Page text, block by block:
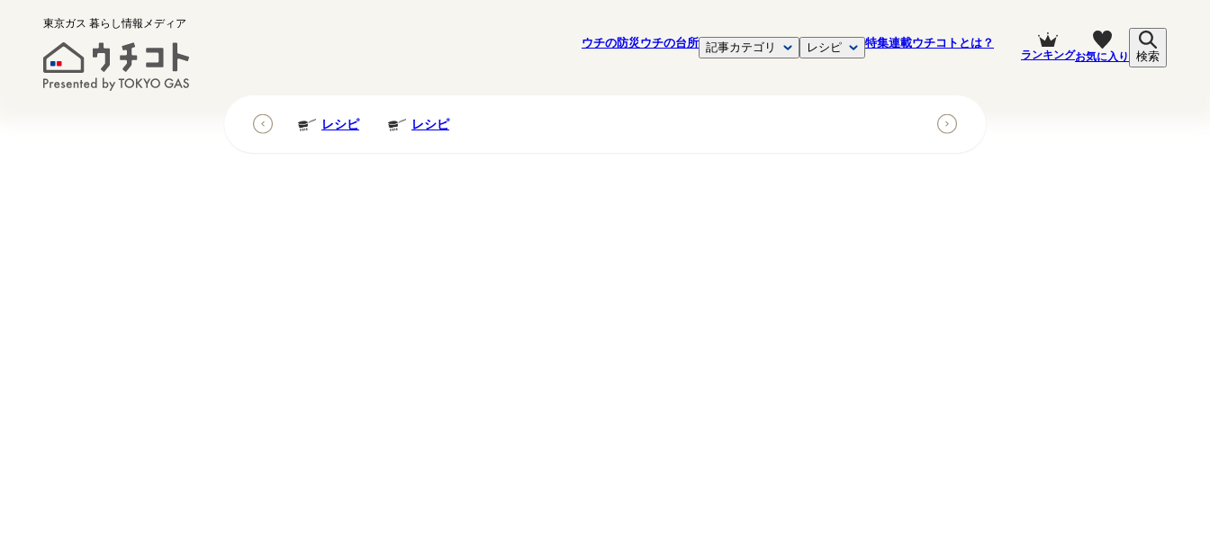
東京ガス 暮らし情報メディア
ウチの防災ウチの台所 記事カテゴリ レシピ 特集連載ウチコトとは？
ランキングお気に入り 検索
レシピ レシピ レシピ